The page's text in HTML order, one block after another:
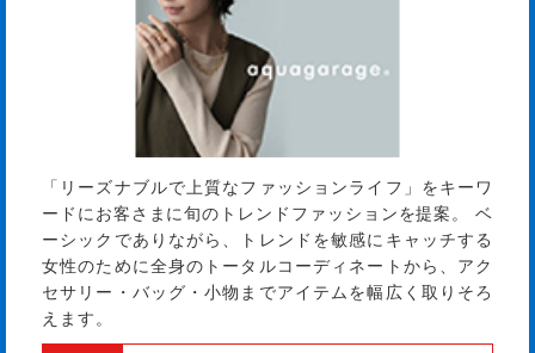
「リーズナブルで上質なファッションライフ」をキーワ
ードにお客さまに旬のトレンドファッションを提案。 ベ
ーシックでありながら、トレンドを敏感にキャッチする
女性のために全身のトータルコーディネートから、アク
セサリー・バッグ・小物までアイテムを幅広く取りそろ
えます。